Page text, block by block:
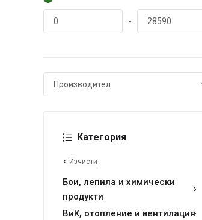
-
Категория
Изчисти
Бои, лепила и химически
продукти
ВиК, отопление и вентилация